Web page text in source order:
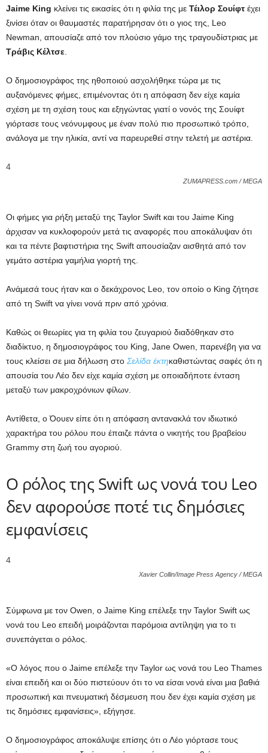
Jaime King κλείνει τις εικασίες ότι η φιλία της με Τέιλορ Σουίφτ έχει
ξινίσει όταν οι θαυμαστές παρατήρησαν ότι ο γιος της, Leo
Newman, απουσίαζε από τον πλούσιο γάμο της τραγουδίστριας με
Τράβις Κέλτσε.
Ο δημοσιογράφος της ηθοποιού ασχολήθηκε τώρα με τις
αυξανόμενες φήμες, επιμένοντας ότι η απόφαση δεν είχε καμία
σχέση με τη σχέση τους και εξηγώντας γιατί ο νονός της Σουίφτ
γιόρτασε τους νεόνυμφους με έναν πολύ πιο προσωπικό τρόπο,
ανάλογα με την ηλικία, αντί να παρευρεθεί στην τελετή με αστέρια.
4
ZUMAPRESS.com / MEGA
Οι φήμες για ρήξη μεταξύ της Taylor Swift και του Jaime King
άρχισαν να κυκλοφορούν μετά τις αναφορές που αποκάλυψαν ότι
και τα πέντε βαφτιστήρια της Swift απουσίαζαν αισθητά από τον
γεμάτο αστέρια γαμήλια γιορτή της.
Ανάμεσά τους ήταν και ο δεκάχρονος Leo, τον οποίο ο King ζήτησε
από τη Swift να γίνει νονά πριν από χρόνια.
Καθώς οι θεωρίες για τη φιλία του ζευγαριού διαδόθηκαν στο
διαδίκτυο, η δημοσιογράφος του King, Jane Owen, παρενέβη για να
τους κλείσει σε μια δήλωση στο Σελίδα έκτηκαθιστώντας σαφές ότι η
απουσία του Λέο δεν είχε καμία σχέση με οποιαδήποτε ένταση
μεταξύ των μακροχρόνιων φίλων.
Αντίθετα, ο Όουεν είπε ότι η απόφαση αντανακλά τον ιδιωτικό
χαρακτήρα του ρόλου που έπαιζε πάντα ο νικητής του βραβείου
Grammy στη ζωή του αγοριού.
Ο ρόλος της Swift ως νονά του Leo
δεν αφορούσε ποτέ τις δημόσιες
εμφανίσεις
4
Xavier Collin/Image Press Agency / MEGA
Σύμφωνα με τον Owen, ο Jaime King επέλεξε την Taylor Swift ως
νονά του Leo επειδή μοιράζονται παρόμοια αντίληψη για το τι
συνεπάγεται ο ρόλος.
«Ο λόγος που ο Jaime επέλεξε την Taylor ως νονά του Leo Thames
είναι επειδή και οι δύο πιστεύουν ότι το να είσαι νονά είναι μια βαθιά
προσωπική και πνευματική δέσμευση που δεν έχει καμία σχέση με
τις δημόσιες εμφανίσεις», εξήγησε.
Ο δημοσιογράφος αποκάλυψε επίσης ότι ο Λέο γιόρτασε τους